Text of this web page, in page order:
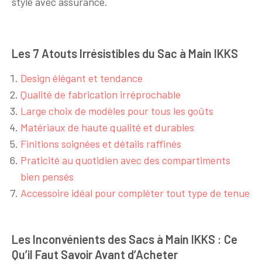
Les 7 Atouts Irrésistibles du Sac à Main IKKS
Design élégant et tendance
Qualité de fabrication irréprochable
Large choix de modèles pour tous les goûts
Matériaux de haute qualité et durables
Finitions soignées et détails raffinés
Praticité au quotidien avec des compartiments
bien pensés
Accessoire idéal pour compléter tout type de tenue
Les Inconvénients des Sacs à Main IKKS : Ce
Qu’il Faut Savoir Avant d’Acheter